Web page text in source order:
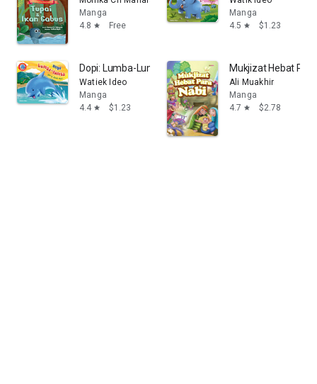
Manga
4.8 star Free
Manga
4.5 star $1.23
Dopi: Lumba-Lumba Yang Baik Hati
Watiek Ideo
Manga
4.4 star $1.23
Mukjizat Hebat
Ali Muakhir
Manga
4.7 star $2.78